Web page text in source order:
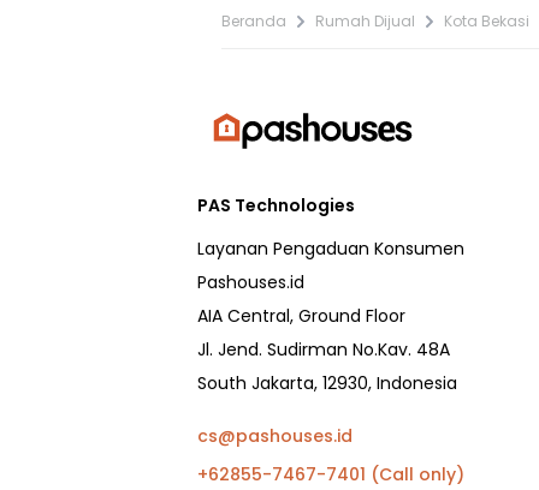
Beranda Rumah Dijual Kota Bekasi
PAS Technologies
Layanan Pengaduan Konsumen
Pashouses.id
AIA Central, Ground Floor
Jl. Jend. Sudirman No.Kav. 48A
South Jakarta, 12930, Indonesia
cs@pashouses.id
+62855-7467-7401 (Call only)